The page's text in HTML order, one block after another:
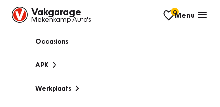
Vakgarage
Mekenkamp Auto's
0Menu
Occasions
APK
Werkplaats